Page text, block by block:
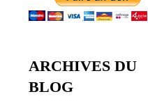
ARCHIVES DU
BLOG